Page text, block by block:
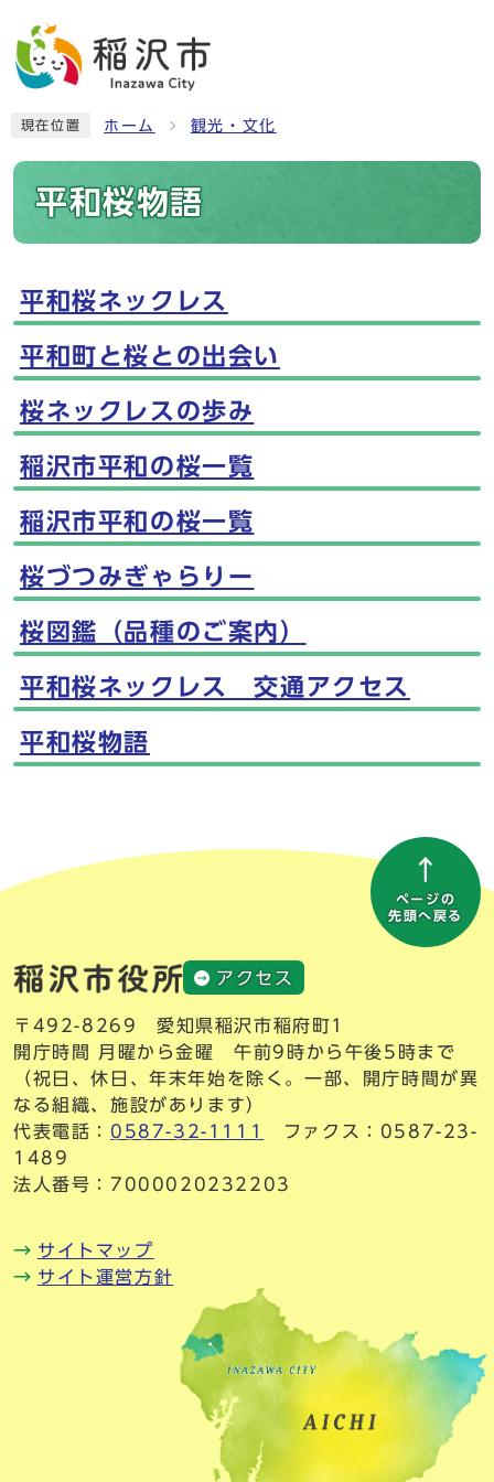
現在位置 ホーム 観光・文化
平和桜物語
メインメニュー
平和桜ネックレス
平和町と桜との出会い
桜ネックレスの歩み
稲沢市平和の桜一覧
稲沢市平和の桜一覧
桜づつみぎゃらりー
桜図鑑（品種のご案内）
平和桜ネックレス 交通アクセス
平和桜物語
ページの
先頭へ戻る
アクセス
〒492-8269 愛知県稲沢市稲府町1
開庁時間 月曜から金曜 午前9時から午後5時まで
（祝日、休日、年末年始を除く。一部、開庁時間が異
なる組織、施設があります）
代表電話： 0587-32-1111
ファクス：0587-23-
1489
法人番号：7000020232203
サイトマップ
サイト運営方針